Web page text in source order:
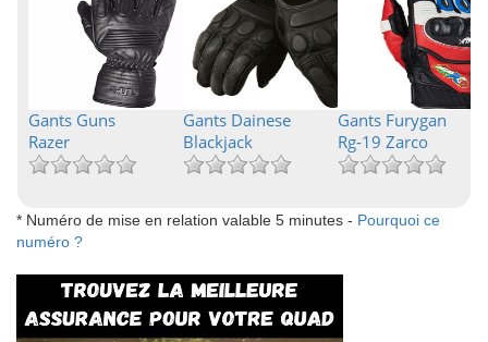
Gants Guns
Razer
Gants Dainese
Blackjack
Gants Furygan
Rg-19 Zarco
* Numéro de mise en relation valable 5 minutes - Pourquoi ce
numéro ?